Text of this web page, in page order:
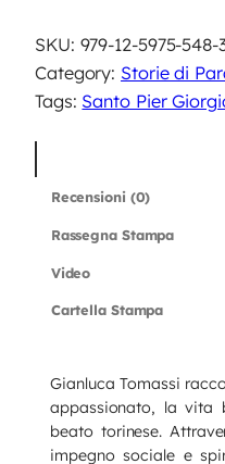
q
u
a
t
i
SKU: 979-12-5975-548-
Category: Storie di
Tags: Santo Pier
Recensioni (0)
Rassegna Stampa
Video
Cartella Stampa
Gianluca Tomassi
appassionato, la vita
beato torinese.
impegno sociale e